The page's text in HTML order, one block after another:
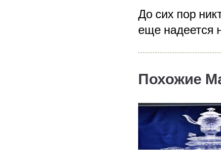
До сих пор
еще надеется
Похожие